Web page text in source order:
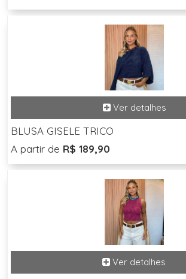
BLUSA GISELE TRICO
A partir de R$ 189,90